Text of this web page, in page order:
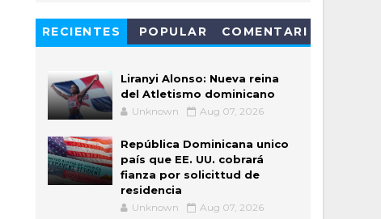
RECIENTES POPULAR
COMENTARI
Liranyi Alonso: Nueva reina
del Atletismo dominicano
Unknown Aug 07, 2026
República Dominicana unico
país que EE. UU. cobrará
fianza por solicittud de
residencia
Unknown Aug 07, 2026